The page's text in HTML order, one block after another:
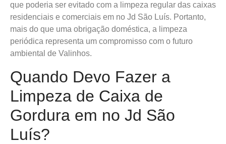
que poderia ser evitado com a limpeza regular das caixas
residenciais e comerciais em no Jd São Luís. Portanto,
mais do que uma obrigação doméstica, a limpeza
periódica representa um compromisso com o futuro
ambiental de Valinhos.
Quando Devo Fazer a
Limpeza de Caixa de
Gordura em no Jd São
Luís?